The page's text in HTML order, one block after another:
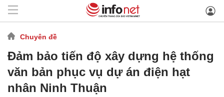
Chuyên đề
Đảm bảo tiến độ xây dựng hệ thống
văn bản phục vụ dự án điện hạt
nhân Ninh Thuận